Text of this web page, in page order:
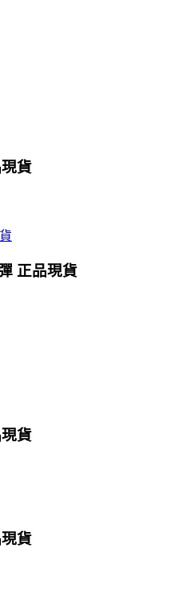
貨
正品現貨
貨
貨